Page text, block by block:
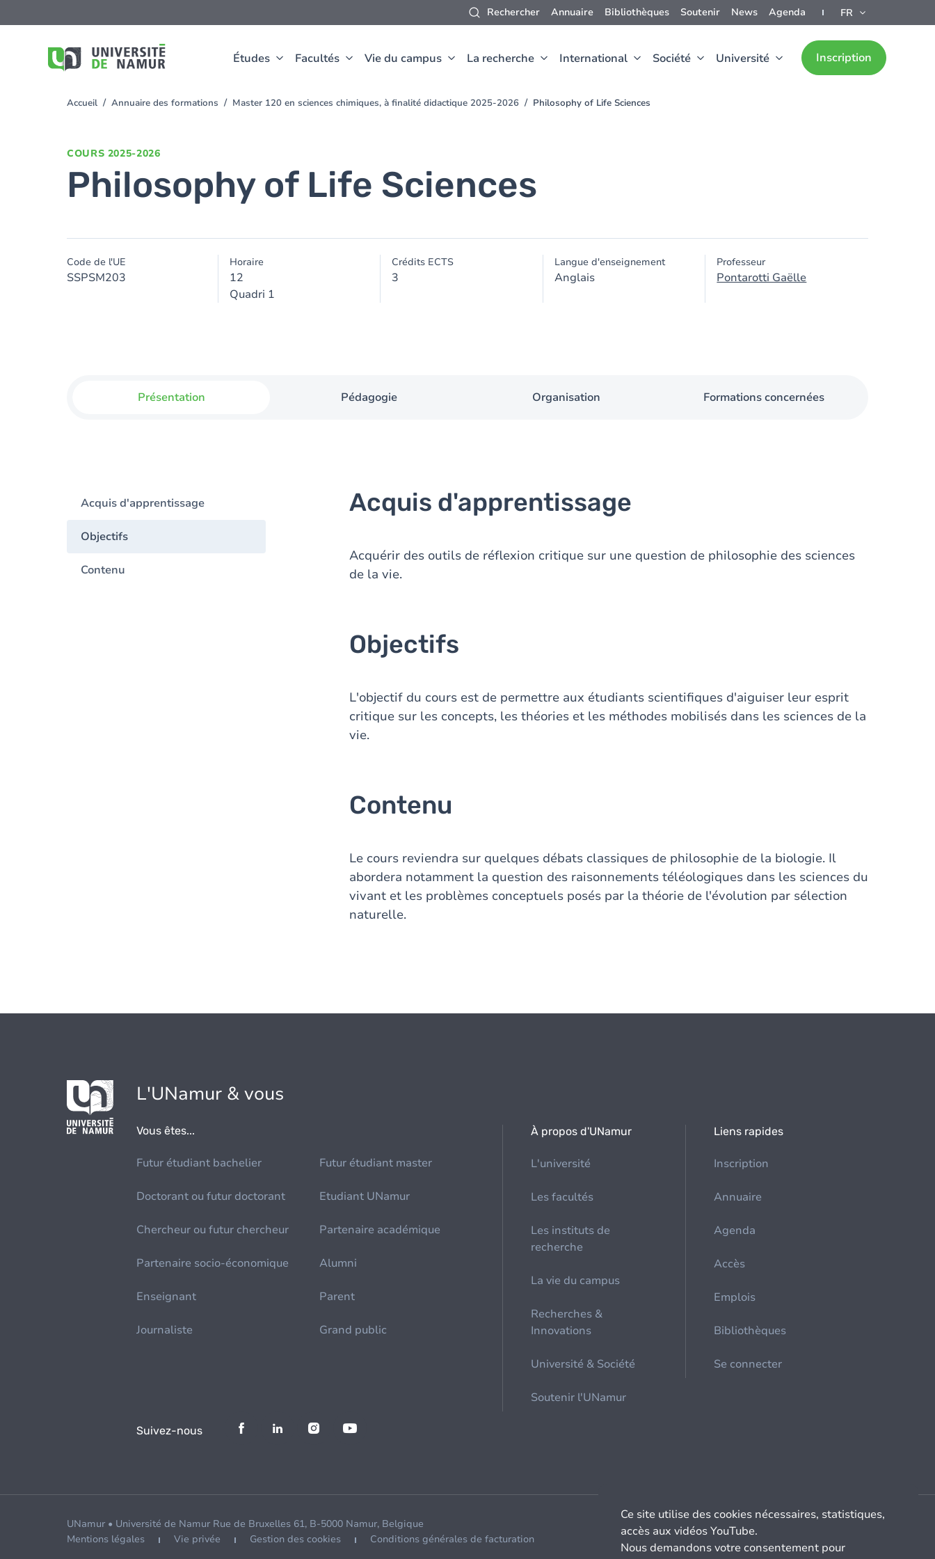
Rechercher Annuaire Bibliothèques Soutenir News Agenda FR
Études Facultés Vie du campus La recherche International Société Université Inscription
au
You
Accueil Annuaire des formations Master 120 en sciences chimiques, à finalité didactique 2025-2026 Philosophy of Life Sciences
COURS 2025-2026
Philosophy of Life Sciences
Code de l'UE
SSPSM203
Horaire
12
Quadri 1
Crédits ECTS
3
Langue d'enseignement
Anglais
Professeur
Pontarotti Gaëlle
Présentation Pédagogie Organisation Formations concernées
Acquis d'apprentissage
Objectifs
Contenu
Acquis d'apprentissage
Acquérir des outils de réflexion critique sur une question de philosophie des sciences
de la vie.
Objectifs
L'objectif du cours est de permettre aux étudiants scientifiques d'aiguiser leur esprit
critique sur les concepts, les théories et les méthodes mobilisés dans les sciences de la
vie.
Contenu
Le cours reviendra sur quelques débats classiques de philosophie de la biologie. Il
abordera notamment la question des raisonnements téléologiques dans les sciences du
vivant et les problèmes conceptuels posés par la théorie de l'évolution par sélection
naturelle.
L'UNamur & vous
Vous êtes...
Futur étudiant bachelier Futur étudiant master
Doctorant ou futur doctorant Etudiant UNamur
Chercheur ou futur chercheur Partenaire académique
Partenaire socio-économique Alumni
Enseignant Parent
Journaliste Grand public
À propos d'UNamur
L'université
Les facultés
Les instituts de
recherche
La vie du campus
Recherches &
Innovations
Université & Société
Soutenir l'UNamur
Liens rapides
Inscription
Annuaire
Agenda
Accès
Emplois
Bibliothèques
Se connecter
Suivez-nous
UNamur • Université de Namur Rue de Bruxelles 61, B-5000 Namur, Belgique
Mentions légales
Vie privée Gestion des cookies Conditions générales de facturation
Ce site utilise des cookies nécessaires, statistiques,
accès aux vidéos YouTube.
Nous demandons votre consentement pour